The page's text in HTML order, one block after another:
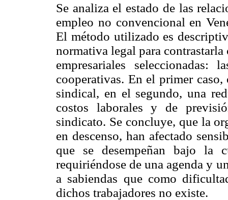
Se analiza el estado de las
empleo no convencional en
El método utilizado es
normativa legal para
empresariales
cooperativas. En el primer
sindical, en el segundo, una
costos laborales y de
sindicato. Se concluye, que la
en descenso, han afectado
que se desempeñan bajo la
requiriéndose de una agenda y
a sabiendas que como
dichos trabajadores no existe.